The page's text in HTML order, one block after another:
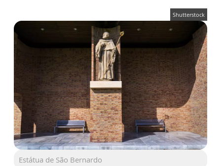
Shutterstock
Estátua de São Bernardo